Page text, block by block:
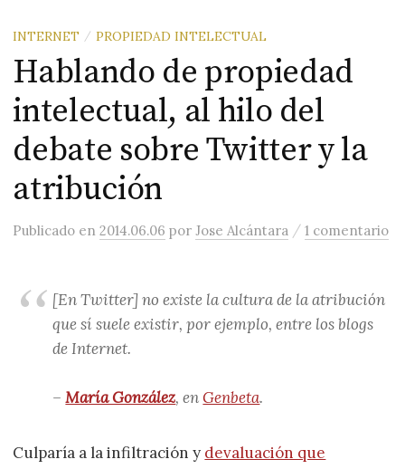
INTERNET / PROPIEDAD INTELECTUAL
Hablando de propiedad
intelectual, al hilo del
debate sobre Twitter y la
atribución
Publicado en2014.06.06 porJose Alcántara /1 comentario
[En Twitter] no existe la cultura de la atribución
que sí suele existir, por ejemplo, entre los blogs
de Internet.
–María González, enGenbeta.
Culparía a la infiltración y devaluación que